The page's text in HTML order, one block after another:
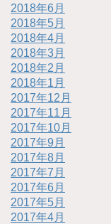
2018年6月
2018年5月
2018年4月
2018年3月
2018年2月
2018年1月
2017年12月
2017年11月
2017年10月
2017年9月
2017年8月
2017年7月
2017年6月
2017年5月
2017年4月